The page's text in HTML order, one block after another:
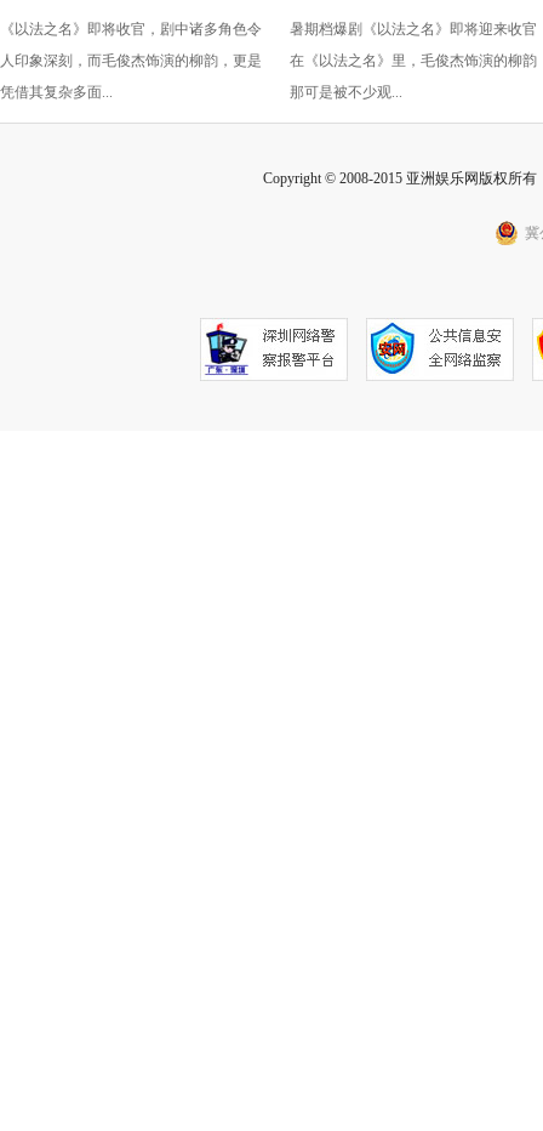
“蠢” 让毛俊杰重回巅峰
《以法之名》即将收官，剧中诸多角色令
人印象深刻，而毛俊杰饰演的柳韵，更是
凭借其复杂多面...
级” 演技？柳韵的 “蠢” 是表演
的胜利！
暑期档爆剧《以法之名》即将迎来收官
在《以法之名》里，毛俊杰饰演的柳韵
那可是被不少观...
Copyright © 2008-2015 亚洲娱乐网版权所
冀